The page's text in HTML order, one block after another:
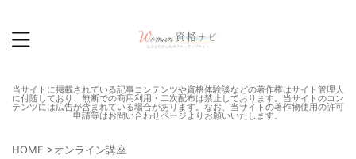
当サイトに掲載されている記事コンテンツや資格体験談などの著作権はサイト管理人
に付随しており、無断での商用利用・二次配布は禁止しております。当サイトのコン
テンツには広告が含まれている場合があります。なお、当サイトの著作物使用の許可
申請等はお問い合わせページよりお願いいたします。
HOME >オンライン講座